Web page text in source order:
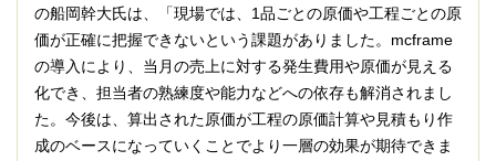
の船岡幹大氏は、「現場では、1品ごとの原価や工程ごとの原
価が正確に把握できないという課題がありました。mcframe
の導入により、当月の売上に対する発生費用や原価が見える
化でき、担当者の熟練度や能力などへの依存も解消されまし
た。今後は、算出された原価が工程の原価計算や見積もり作
成のベースになっていくことでより一層の効果が期待できま